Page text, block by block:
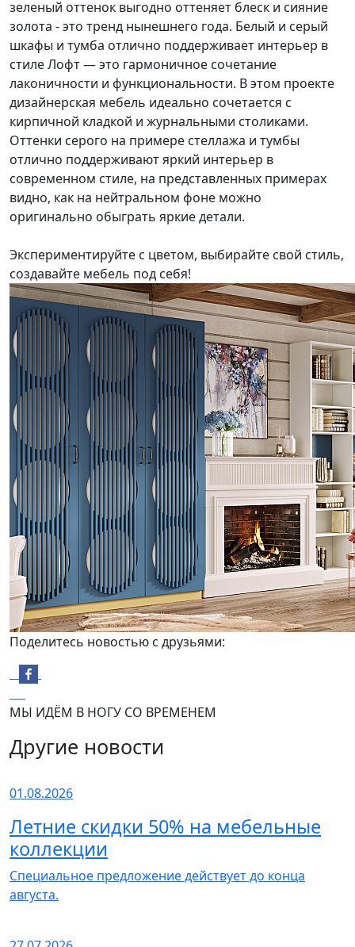
зеленый оттенок выгодно оттеняет блеск и сияние
золота - это тренд нынешнего года. Белый и серый
шкафы и тумба отлично поддерживает интерьер в
стиле Лофт — это гармоничное сочетание
лаконичности и функциональности. В этом проекте
дизайнерская мебель идеально сочетается с
кирпичной кладкой и журнальными столиками.
Оттенки серого на примере стеллажа и тумбы
отлично поддерживают яркий интерьер в
современном стиле, на представленных примерах
видно, как на нейтральном фоне можно
оригинально обыграть яркие детали.
Экспериментируйте с цветом, выбирайте свой стиль,
создавайте мебель под себя!
Поделитесь новостью с друзьями:
МЫ ИДЁМ В НОГУ СО ВРЕМЕНЕМ
Другие новости
01.08.2026
Летние скидки 50% на мебельные
коллекции
Специальное предложение действует до конца
августа.